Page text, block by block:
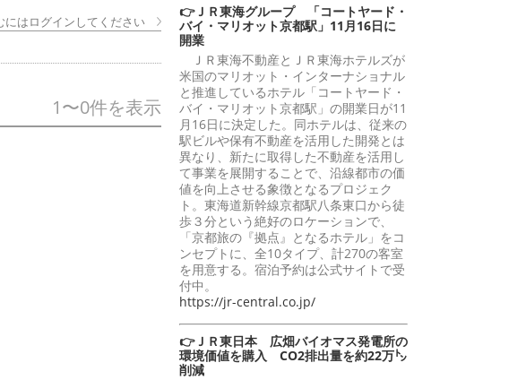
にはログインしてください
1〜0件を表示
👉ＪＲ東海グループ 「コートヤード・
バイ・マリオット京都駅」11月16日に
開業
ＪＲ東海不動産とＪＲ東海ホテルズが
米国のマリオット・インターナショナル
と推進しているホテル「コートヤード・
バイ・マリオット京都駅」の開業日が11
月16日に決定した。同ホテルは、従来の
駅ビルや保有不動産を活用した開発とは
異なり、新たに取得した不動産を活用し
て事業を展開することで、沿線都市の価
値を向上させる象徴となるプロジェク
ト。東海道新幹線京都駅八条東口から徒
歩３分という絶好のロケーションで、
「京都旅の『拠点』となるホテル」をコ
ンセプトに、全10タイプ、計270の客室
を用意する。宿泊予約は公式サイトで受
付中。
https://jr-central.co.jp/
👉ＪＲ東日本 広畑バイオマス発電所の
環境価値を購入 CO2排出量を約22万㌧
削減